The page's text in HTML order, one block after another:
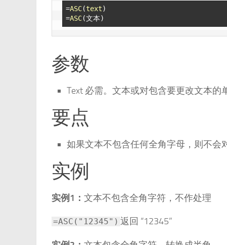
=ASC(text)
=ASC
参数
Text 必需。文本或对包含要更改文本的
要点
如果文本不包含任何全角字母，则不会
实例
实例1： 文本不包含全角字符，不作处理
=ASC("12345") 返回 “12345”